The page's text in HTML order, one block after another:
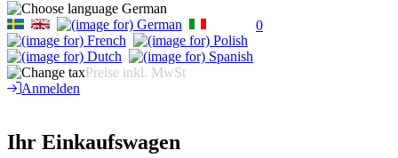
German
Preise inkl. MwSt
Anmelden
0
Ihr Einkaufswagen